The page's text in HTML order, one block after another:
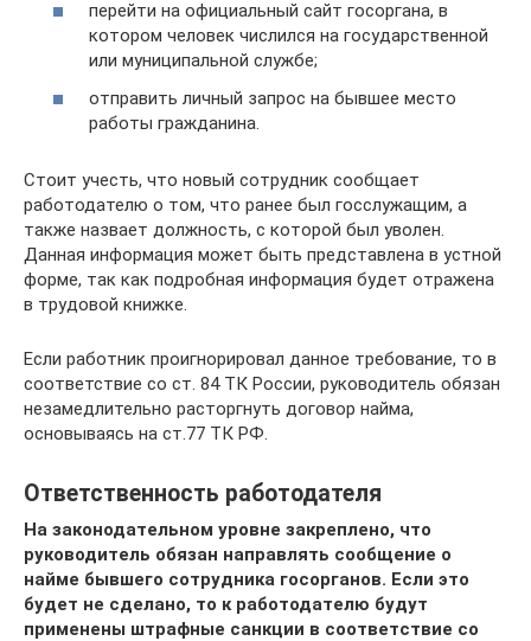
перейти на официальный сайт госоргана, в
котором человек числился на государственной
или муниципальной службе;
отправить личный запрос на бывшее место
работы гражданина.
Стоит учесть, что новый сотрудник сообщает
работодателю о том, что ранее был госслужащим, а
также назвает должность, с которой был уволен.
Данная информация может быть представлена в устной
форме, так как подробная информация будет отражена
в трудовой книжке.
Если работник проигнорировал данное требование, то в
соответствие со ст. 84 ТК России, руководитель обязан
незамедлительно расторгнуть договор найма,
основываясь на ст.77 ТК РФ.
Ответственность работодателя
На законодательном уровне закреплено, что
руководитель обязан направлять сообщение о
найме бывшего сотрудника госорганов. Если это
будет не сделано, то к работодателю будут
применены штрафные санкции в соответствие со